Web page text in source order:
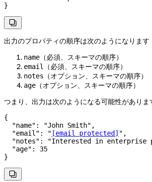
}

出力のプロパティの順序は次のようになります
name （必須、スキーマの順序）
email （必須、スキーマの順序）
notes （オプション、スキーマの順序）
age （オプション、スキーマの順序）
つまり、出力は次のようになる可能性がありま
{
  "name"
: "John Smith" ,
  "email"
: " [email protected] " ,
  "notes"
: "Interested in enterprise
  "age"
: 35
}
